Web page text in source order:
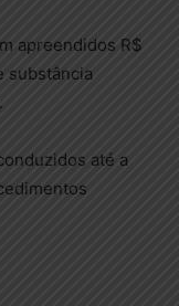
apreendidos R$
substância
até a